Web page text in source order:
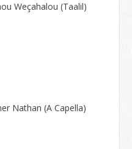
Weçahalou (Taalil)
Nathan (A Capella)